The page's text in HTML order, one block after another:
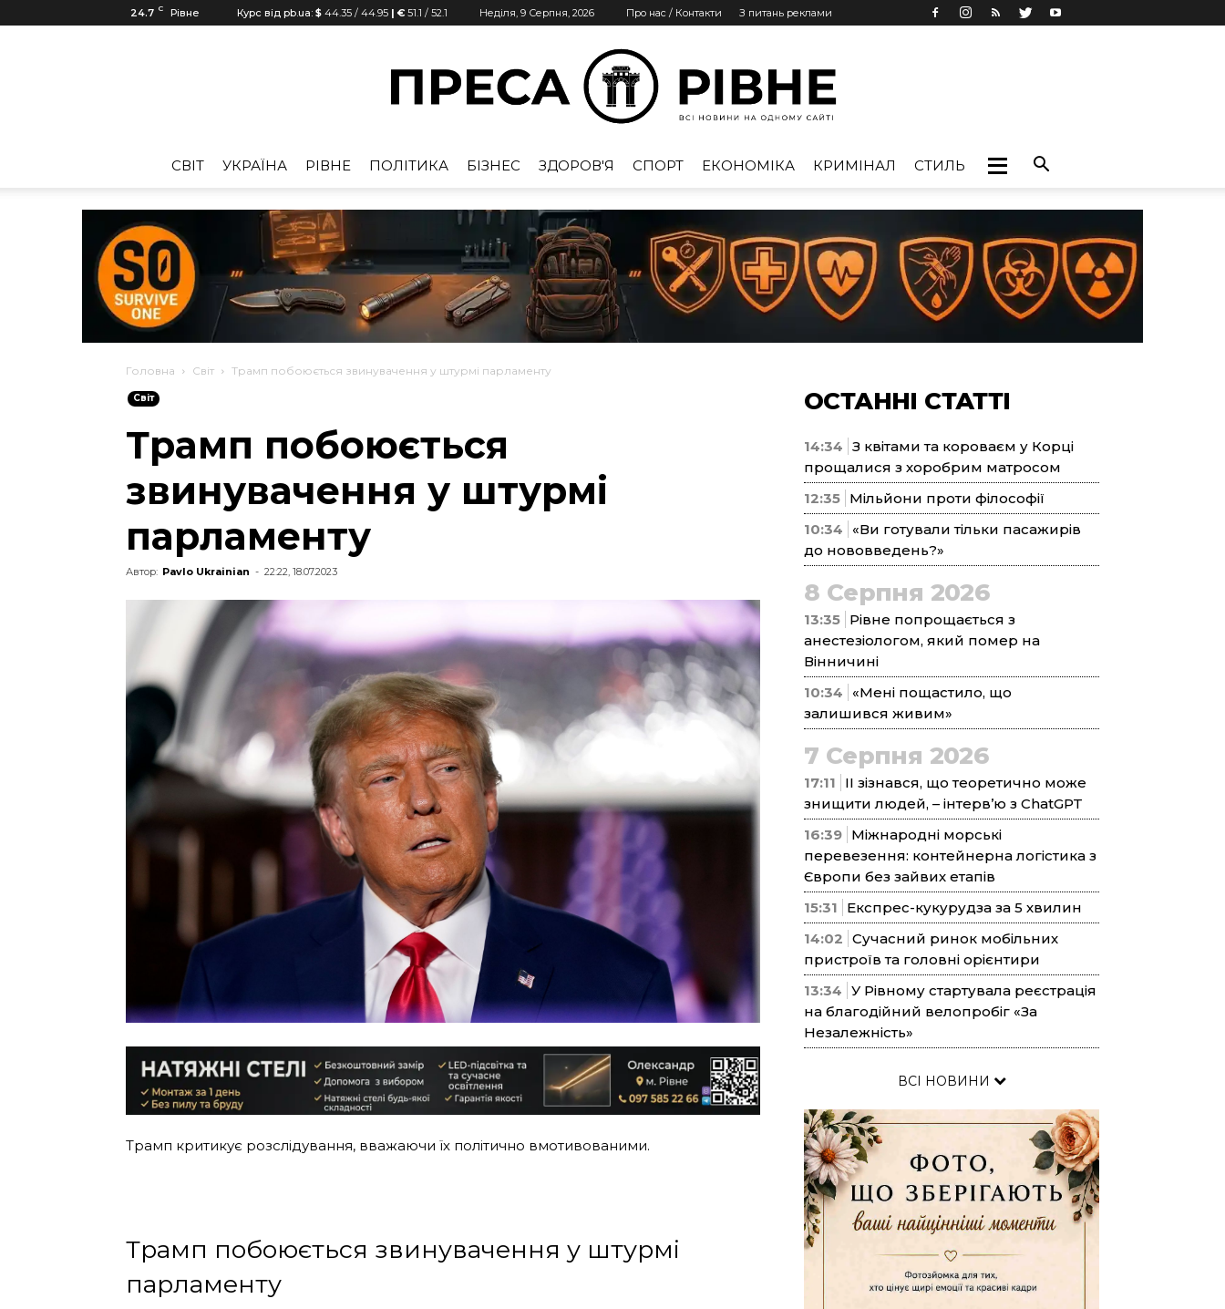
24.7 C Рівне Курс від pb.ua: $ 44.35 / 44.95 | € 51.1 / 52.1 Неділя, 9 Серпня, 2026 Про нас / Контакти З питань реклами
Рівне
CВІТ УКРАЇНА РІВНЕ ПОЛІТИКА БІЗНЕС ЗДОРОВ'Я СПОРТ ЕКОНОМІКА КРИМІНАЛ СТИЛЬ
Головна Cвіт Трамп побоюється звинувачення у штурмі парламенту
Cвіт
Трамп побоюється
звинувачення у штурмі
парламенту
Автор: Pavlo Ukrainian - 22:22, 18.07.2023
Трамп критикує розслідування, вважаючи їх політично вмотивованими.
Трамп побоюється звинувачення у штурмі
парламенту
ОСТАННІ СТАТТІ
14:34 З квітами та короваєм у Корці
прощалися з хоробрим матросом
12:35 Мільйони проти філософії
10:34
«Ви готували тільки пасажирів
до нововведень?»
8 Серпня 2026
13:35 Рівне попрощається з
анестезіологом, який помер на
Вінничині
10:34
«Мені пощастило, що
залишився живим»
7 Серпня 2026
17:11
ІІ зізнався, що теоретично може
знищити людей, – інтерв’ю з ChatGPT
16:39 Міжнародні морські
перевезення: контейнерна логістика з
Європи без зайвих етапів
15:31
Експрес-кукурудза за 5 хвилин
14:02 Сучасний ринок мобільних
пристроїв та головні орієнтири
13:34 У Рівному стартувала реєстрація
на благодійний велопробіг «За
Незалежність»
ВСІ НОВИНИ